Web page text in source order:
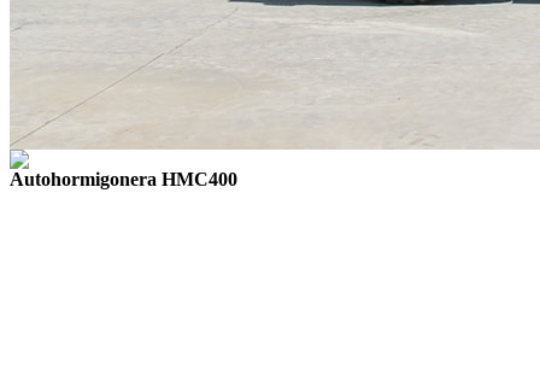
Autohormigonera HMC400